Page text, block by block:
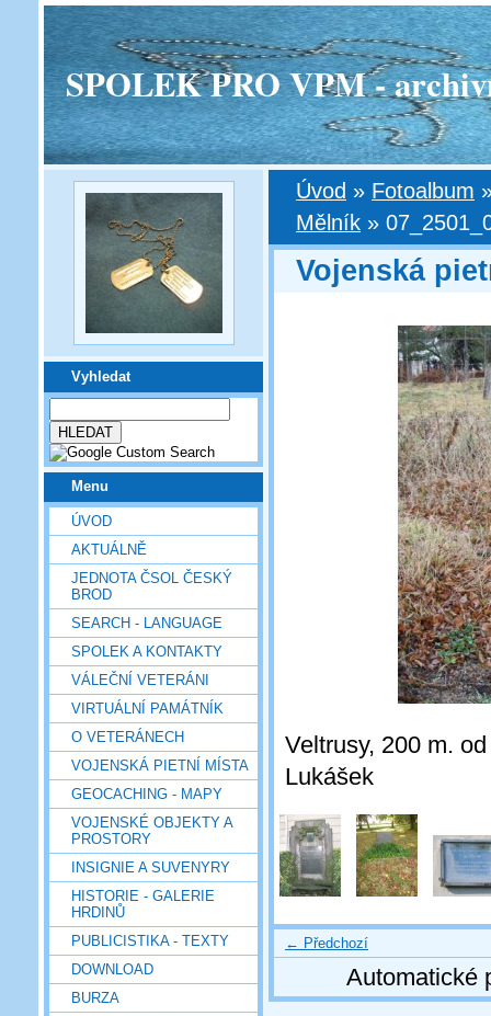
SPOLEK PRO VPM -
Vyhledat
Menu
ÚVOD
AKTUÁLNĚ
JEDNOTA ČSOL ČESKÝ
BROD
SEARCH - LANGUAGE
SPOLEK A KONTAKTY
VÁLEČNÍ VETERÁNI
VIRTUÁLNÍ PAMÁTNÍK
O VETERÁNECH
VOJENSKÁ PIETNÍ MÍSTA
GEOCACHING - MAPY
VOJENSKÉ OBJEKTY A
PROSTORY
INSIGNIE A SUVENYRY
HISTORIE - GALERIE
HRDINŮ
PUBLICISTIKA - TEXTY
DOWNLOAD
BURZA
Úvod » Fotoalbum
Mělník »
Vojenská
Veltrusy, 200 m.
Lukášek
← Předchozí
Automatické